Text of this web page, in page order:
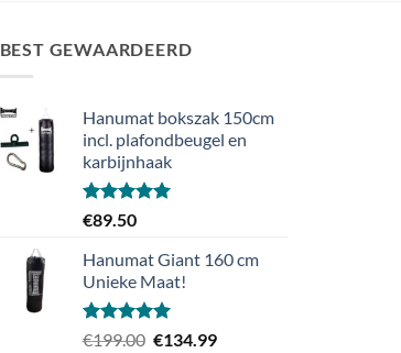
BEST GEWAARDEERD
Hanumat bokszak 150cm
incl. plafondbeugel en
karbijnhaak
Gewaardeerd
€89.50
Hanumat Giant 160 cm
Unieke Maat!
Gewaardeerd
€199.00 Oorspronkelijke
€134.99Huidige